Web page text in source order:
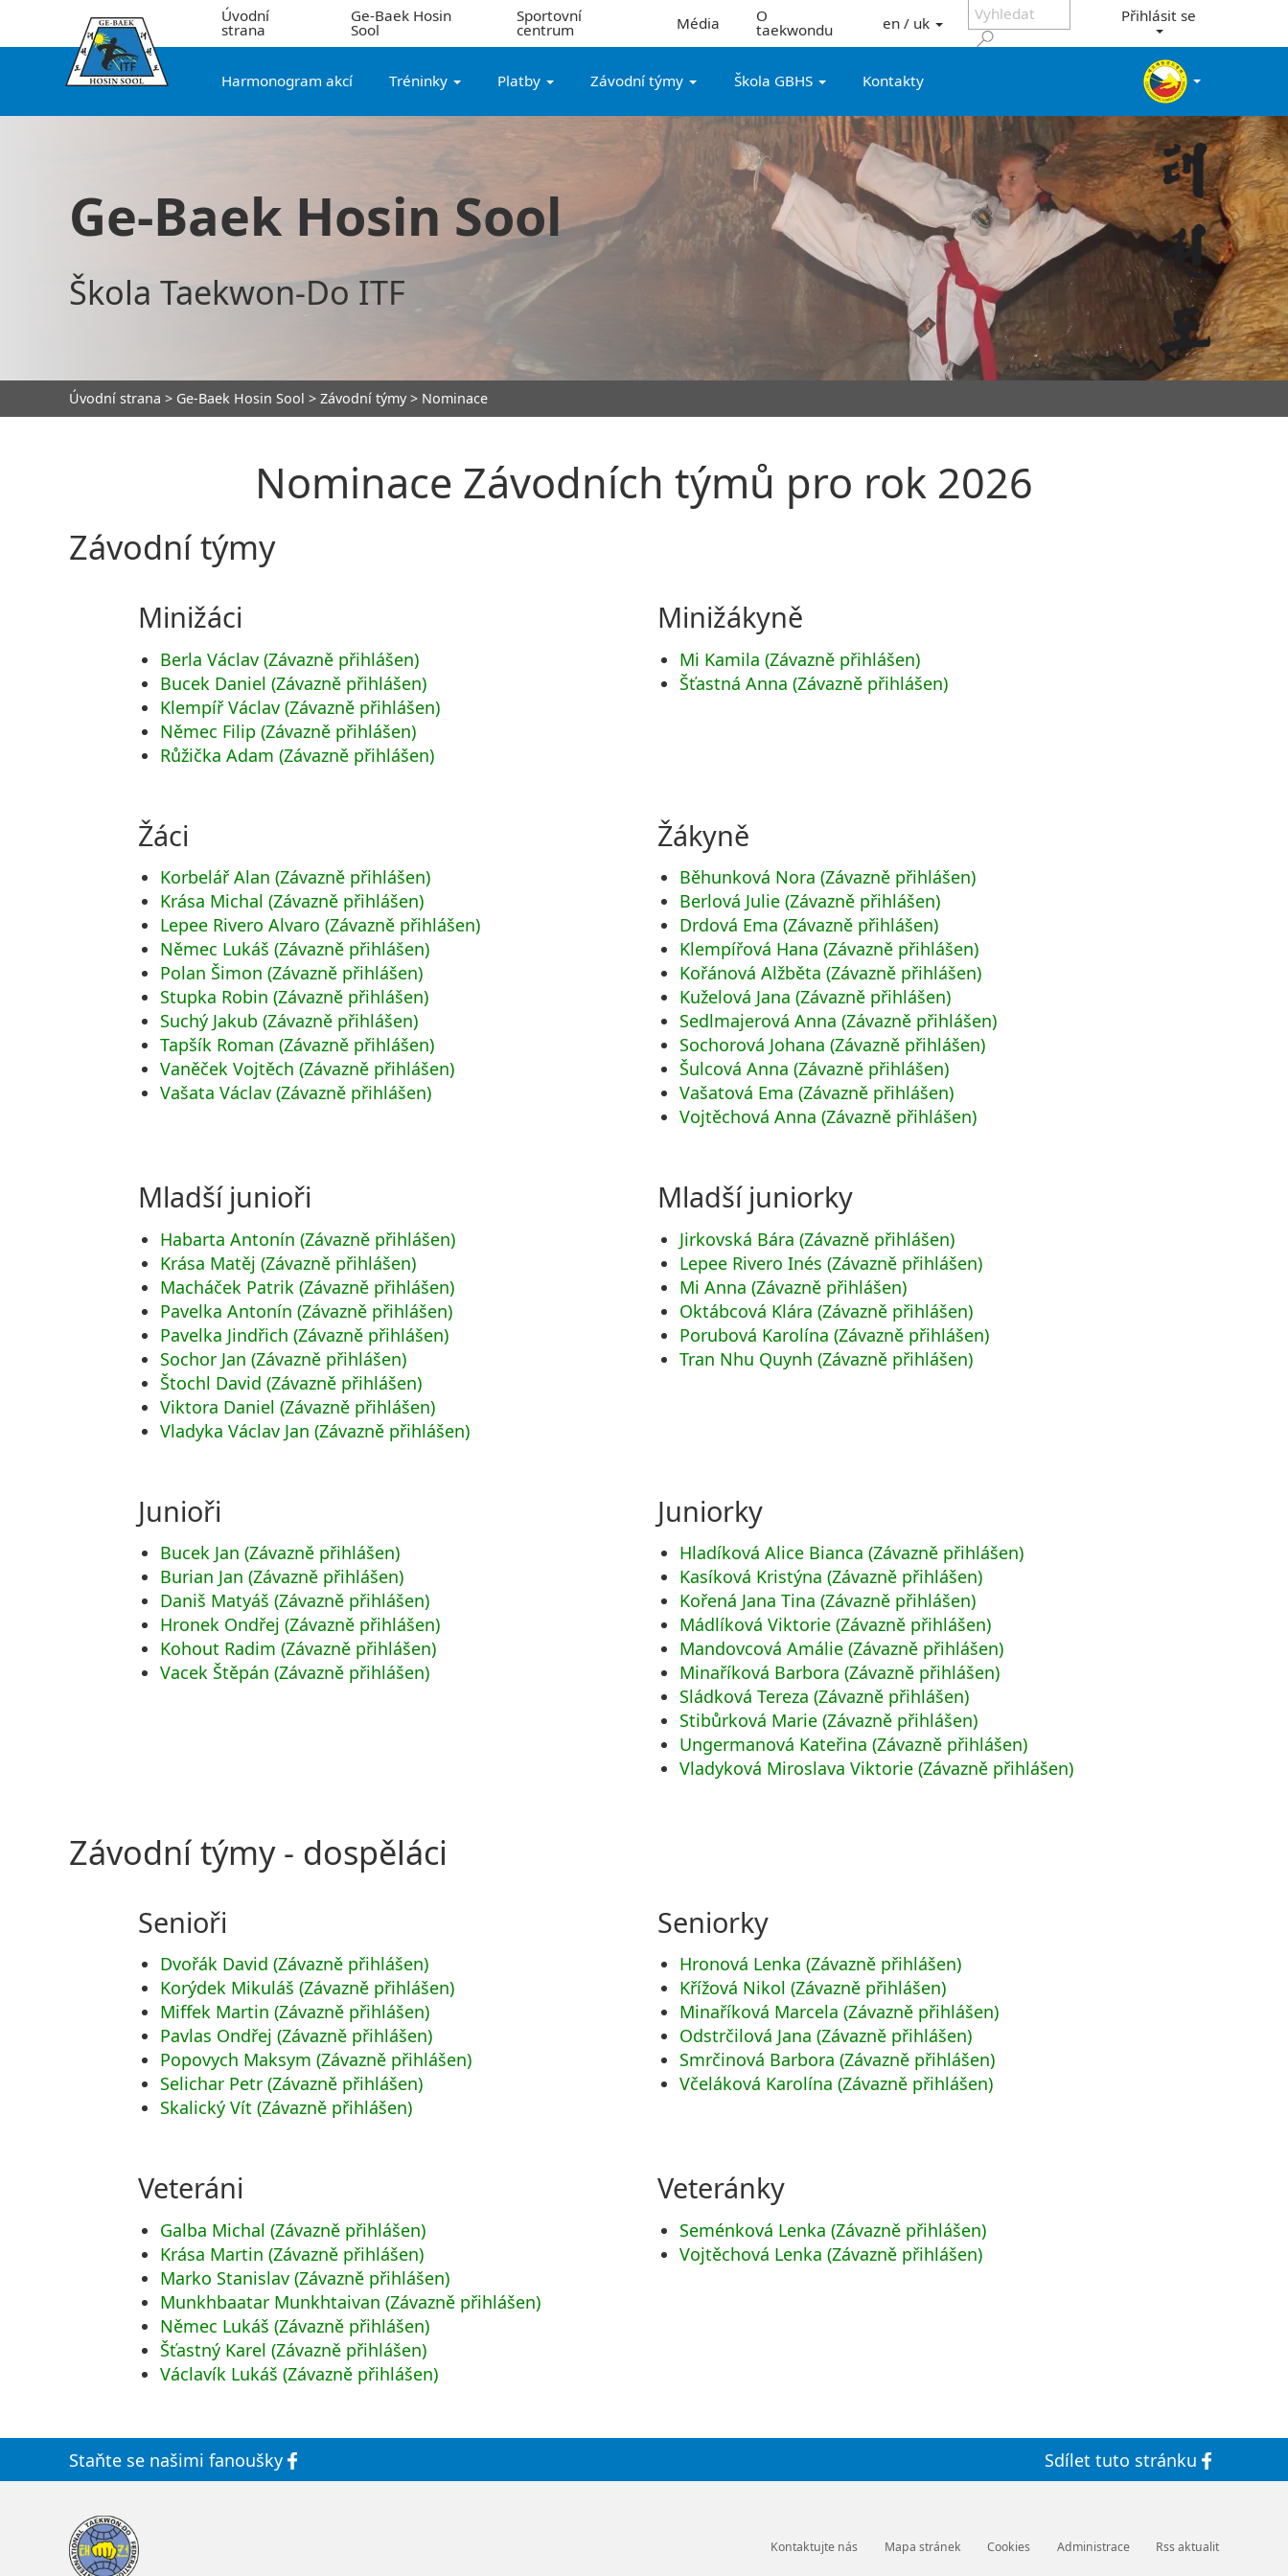
Úvodní
strana
Ge-Baek Hosin
Sool
Sportovní
centrum Média O
taekwondu en / uk Přihlásit se
Harmonogram akcí Tréninky Platby Závodní týmy Škola GBHS Kontakty
Ge-Baek Hosin Sool
Škola Taekwon-Do ITF
Úvodní strana > Ge-Baek Hosin Sool > Závodní týmy> Nominace
Nominace Závodních týmů pro rok 2026
Závodní týmy
Minižáci
Berla Václav (Závazně přihlášen)
Bucek Daniel (Závazně přihlášen)
Klempíř Václav (Závazně přihlášen)
Němec Filip (Závazně přihlášen)
Růžička Adam (Závazně přihlášen)
Minižákyně
Mi Kamila (Závazně přihlášen)
Šťastná Anna (Závazně přihlášen)
Žáci
Korbelář Alan (Závazně přihlášen)
Krása Michal (Závazně přihlášen)
Lepee Rivero Alvaro (Závazně přihlášen)
Němec Lukáš (Závazně přihlášen)
Polan Šimon (Závazně přihlášen)
Stupka Robin (Závazně přihlášen)
Suchý Jakub (Závazně přihlášen)
Tapšík Roman (Závazně přihlášen)
Vaněček Vojtěch (Závazně přihlášen)
Vašata Václav (Závazně přihlášen)
Žákyně
Běhunková Nora (Závazně přihlášen)
Berlová Julie (Závazně přihlášen)
Drdová Ema (Závazně přihlášen)
Klempířová Hana (Závazně přihlášen)
Kořánová Alžběta (Závazně přihlášen)
Kuželová Jana (Závazně přihlášen)
Sedlmajerová Anna (Závazně přihlášen)
Sochorová Johana (Závazně přihlášen)
Šulcová Anna (Závazně přihlášen)
Vašatová Ema (Závazně přihlášen)
Vojtěchová Anna (Závazně přihlášen)
Mladší junioři
Habarta Antonín (Závazně přihlášen)
Krása Matěj (Závazně přihlášen)
Macháček Patrik (Závazně přihlášen)
Pavelka Antonín (Závazně přihlášen)
Pavelka Jindřich (Závazně přihlášen)
Sochor Jan (Závazně přihlášen)
Štochl David (Závazně přihlášen)
Viktora Daniel (Závazně přihlášen)
Vladyka Václav Jan (Závazně přihlášen)
Mladší juniorky
Jirkovská Bára (Závazně přihlášen)
Lepee Rivero Inés (Závazně přihlášen)
Mi Anna (Závazně přihlášen)
Oktábcová Klára (Závazně přihlášen)
Porubová Karolína (Závazně přihlášen)
Tran Nhu Quynh (Závazně přihlášen)
Junioři
Bucek Jan (Závazně přihlášen)
Burian Jan (Závazně přihlášen)
Daniš Matyáš (Závazně přihlášen)
Hronek Ondřej (Závazně přihlášen)
Kohout Radim (Závazně přihlášen)
Vacek Štěpán (Závazně přihlášen)
Juniorky
Hladíková Alice Bianca (Závazně přihlášen)
Kasíková Kristýna (Závazně přihlášen)
Kořená Jana Tina (Závazně přihlášen)
Mádlíková Viktorie (Závazně přihlášen)
Mandovcová Amálie (Závazně přihlášen)
Minaříková Barbora (Závazně přihlášen)
Sládková Tereza (Závazně přihlášen)
Stibůrková Marie (Závazně přihlášen)
Ungermanová Kateřina (Závazně přihlášen)
Vladyková Miroslava Viktorie (Závazně přihlášen)
Závodní týmy - dospěláci
Senioři
Dvořák David (Závazně přihlášen)
Korýdek Mikuláš (Závazně přihlášen)
Miffek Martin (Závazně přihlášen)
Pavlas Ondřej (Závazně přihlášen)
Popovych Maksym (Závazně přihlášen)
Selichar Petr (Závazně přihlášen)
Skalický Vít (Závazně přihlášen)
Seniorky
Hronová Lenka (Závazně přihlášen)
Křížová Nikol (Závazně přihlášen)
Minaříková Marcela (Závazně přihlášen)
Odstrčilová Jana (Závazně přihlášen)
Smrčinová Barbora (Závazně přihlášen)
Včeláková Karolína (Závazně přihlášen)
Veteráni
Galba Michal (Závazně přihlášen)
Krása Martin (Závazně přihlášen)
Marko Stanislav (Závazně přihlášen)
Munkhbaatar Munkhtaivan (Závazně přihlášen)
Němec Lukáš (Závazně přihlášen)
Šťastný Karel (Závazně přihlášen)
Václavík Lukáš (Závazně přihlášen)
Veteránky
Seménková Lenka (Závazně přihlášen)
Vojtěchová Lenka (Závazně přihlášen)
Staňte se našimi fanoušky Sdílet tuto stránku
Kontaktujte nás Mapa stránek Cookies Administrace Rss aktualit